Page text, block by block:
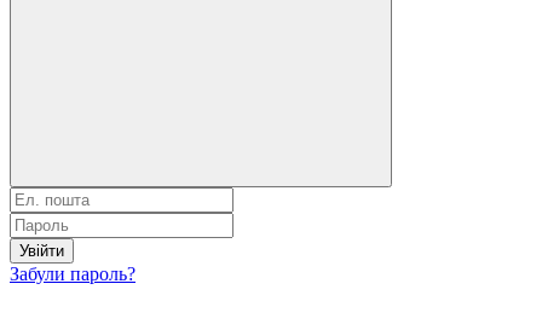
Увійти
Забули пароль?